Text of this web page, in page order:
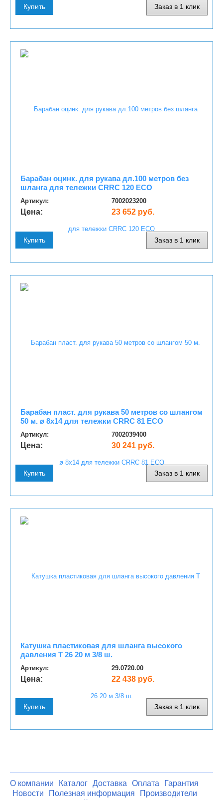
Купить Заказ в 1 клик
Барабан оцинк. для рукава дл.100 метров без
шланга для тележки CRRC 120 ECO
Артикул: 7002023200
Цена: 23 652 руб.
Купить Заказ в 1 клик
Барабан пласт. для рукава 50 метров со шлангом
50 м. ø 8x14 для тележки CRRC 81 ECO
Артикул: 7002039400
Цена: 30 241 руб.
Купить Заказ в 1 клик
Катушка пластиковая для шланга высокого
давления T 26 20 м 3/8 ш.
Артикул: 29.0720.00
Цена: 22 438 руб.
Купить Заказ в 1 клик
О компании Каталог Доставка Оплата
Гарантия
Новости
Полезная информация
Производители